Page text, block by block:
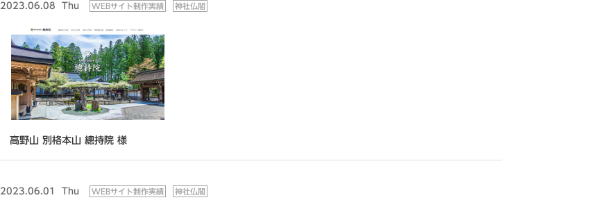
2023.06.08 Thu WEBサイト制作実績 神社仏閣
高野山 別格本山 總持院 様
2023.06.01 Thu WEBサイト制作実績 神社仏閣